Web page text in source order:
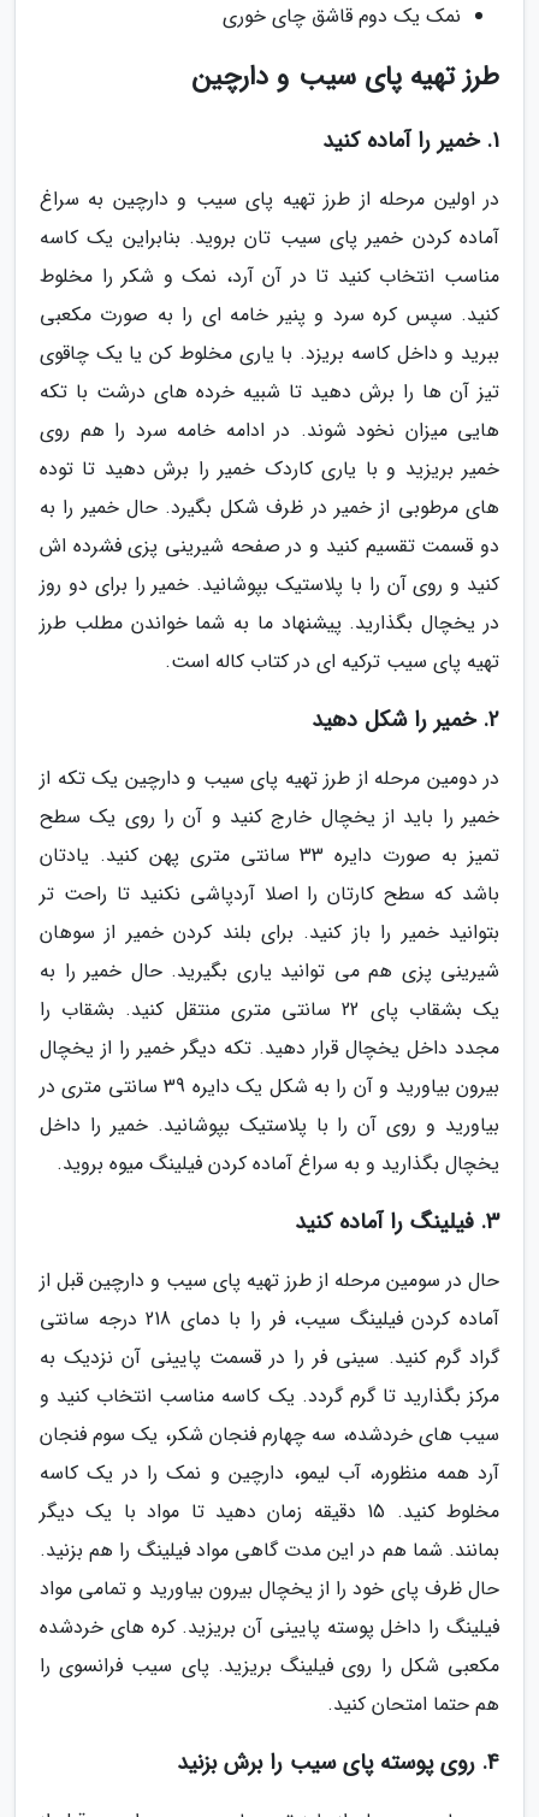
نمک یک دوم قاشق چای خوری
طرز تهیه پای سیب و دارچین
1. خمیر را آماده کنید
در اولین مرحله از طرز تهیه پای سیب و دارچین به سراغ
آماده کردن خمیر پای سیب تان بروید. بنابراین یک کاسه
مناسب انتخاب کنید تا در آن آرد، نمک و شکر را مخلوط
کنید. سپس کره سرد و پنیر خامه ای را به صورت مکعبی
ببرید و داخل کاسه بریزد. با یاری مخلوط کن یا یک چاقوی
تیز آن ها را برش دهید تا شبیه خرده های درشت با تکه
هایی میزان نخود شوند. در ادامه خامه سرد را هم روی
خمیر بریزید و با یاری کاردک خمیر را برش دهید تا توده
های مرطوبی از خمیر در ظرف شکل بگیرد. حال خمیر را به
دو قسمت تقسیم کنید و در صفحه شیرینی پزی فشرده اش
کنید و روی آن را با پلاستیک بپوشانید. خمیر را برای دو روز
در یخچال بگذارید. پیشنهاد ما به شما خواندن مطلب طرز
تهیه پای سیب ترکیه ای در کتاب کاله است.
2. خمیر را شکل دهید
در دومین مرحله از طرز تهیه پای سیب و دارچین یک تکه از
خمیر را باید از یخچال خارج کنید و آن را روی یک سطح
تمیز به صورت دایره 33 سانتی متری پهن کنید. یادتان
باشد که سطح کارتان را اصلا آردپاشی نکنید تا راحت تر
بتوانید خمیر را باز کنید. برای بلند کردن خمیر از سوهان
شیرینی پزی هم می توانید یاری بگیرید. حال خمیر را به
یک بشقاب پای 22 سانتی متری منتقل کنید. بشقاب را
مجدد داخل یخچال قرار دهید. تکه دیگر خمیر را از یخچال
بیرون بیاورید و آن را به شکل یک دایره 39 سانتی متری در
بیاورید و روی آن را با پلاستیک بپوشانید. خمیر را داخل
یخچال بگذارید و به سراغ آماده کردن فیلینگ میوه بروید.
3. فیلینگ را آماده کنید
حال در سومین مرحله از طرز تهیه پای سیب و دارچین قبل از
آماده کردن فیلینگ سیب، فر را با دمای 218 درجه سانتی
گراد گرم کنید. سینی فر را در قسمت پایینی آن نزدیک به
مرکز بگذارید تا گرم گردد. یک کاسه مناسب انتخاب کنید و
سیب های خردشده، سه چهارم فنجان شکر، یک سوم فنجان
آرد همه منظوره، آب لیمو، دارچین و نمک را در یک کاسه
مخلوط کنید. 15 دقیقه زمان دهید تا مواد با یک دیگر
بمانند. شما هم در این مدت گاهی مواد فیلینگ را هم بزنید.
حال ظرف پای خود را از یخچال بیرون بیاورید و تمامی مواد
فیلینگ را داخل پوسته پایینی آن بریزید. کره های خردشده
مکعبی شکل را روی فیلینگ بریزید. پای سیب فرانسوی را
هم حتما امتحان کنید.
4. روی پوسته پای سیب را برش بزنید